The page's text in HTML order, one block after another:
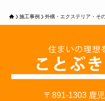
施工事例 外構・エクステリア・そ
〒891-1303 鹿